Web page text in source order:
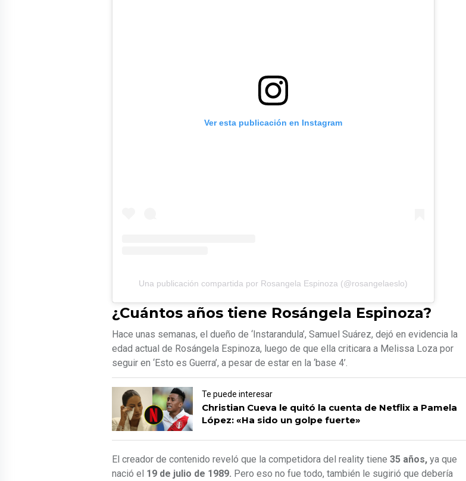
Ver esta publicación en Instagram
Una publicación compartida por Rosangela Espinoza (@rosangelaeslo)
¿Cuántos años tiene Rosángela Espinoza?
Hace unas semanas, el dueño de ‘Instarandula’, Samuel Suárez, dejó en evidencia la
edad actual de Rosángela Espinoza, luego de que ella criticara a Melissa Loza por
seguir en ‘Esto es Guerra’, a pesar de estar en la ‘base 4’.
Te puede interesar
Christian Cueva le quitó la cuenta de Netflix a Pamela
López: «Ha sido un golpe fuerte»
El creador de contenido reveló que la competidora del reality tiene 35 años, ya que
nació el 19 de julio de 1989. Pero eso no fue todo, también le sugirió que debería